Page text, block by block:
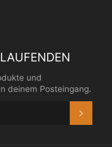
und
deinem Posteingang.